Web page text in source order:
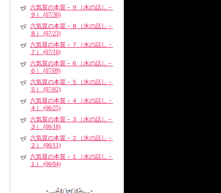
六気質の本質－９（水の話し－
９） (07/30)
六気質の本質－８（水の話し－
８） (07/23)
六気質の本質－７（水の話し－
７） (07/16)
六気質の本質－６（水の話し－
６） (07/09)
六気質の本質－５（水の話し－
５） (07/02)
六気質の本質－４（水の話し－
４） (06/25)
六気質の本質－３（水の話し－
３） (06/18)
六気質の本質－２（水の話し－
２） (06/11)
六気質の本質－１（水の話し－
１） (06/04)